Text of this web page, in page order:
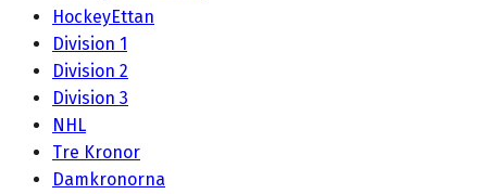
HockeyEttan
Division 1
Division 2
Division 3
NHL
Tre Kronor
Damkronorna